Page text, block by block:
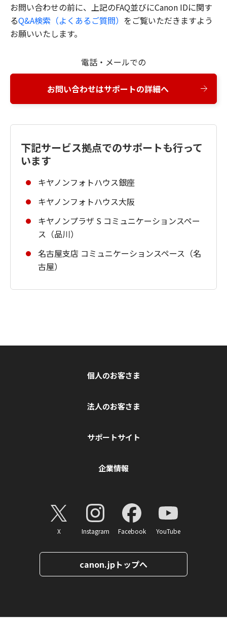
お問い合わせの前に、上記のFAQ並びにCanon IDに関す
るQ&A検索（よくあるご質問） をご覧いただきますよう
お願いいたします。
電話・メールでの
お問い合わせはサポートの詳細へ
下記サービス拠点でのサポートも行って
います
キヤノンフォトハウス銀座
キヤノンフォトハウス大阪
キヤノンプラザ S コミュニケーションスペー
ス（品川）
名古屋支店 コミュニケーションスペース（名
古屋）
個人のお客さま
法人のお客さま
サポートサイト
企業情報
X Instagram Facebook YouTube
canon.jpトップへ